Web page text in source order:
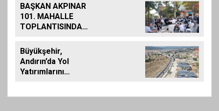
BAŞKAN AKPINAR
101. MAHALLE
TOPLANTISINDA
MAHALLESİ
SAKİNLERİYLE
BULUŞTU
Büyükşehir,
Andırın’da Yol
Yatırımlarını